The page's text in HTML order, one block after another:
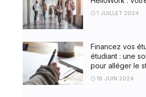
1 JUILLET 2024
Financez vos
étudiant : une
pour alléger le
18 JUIN 2024